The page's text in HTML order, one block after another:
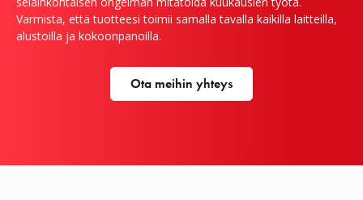
Varmista, että tuotteesi toimii samalla tavalla kaikilla laitteilla,
alustoilla ja kokoonpanoilla.
Ota meihin yhteys